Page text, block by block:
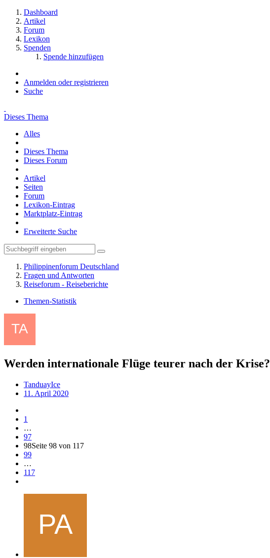
Dashboard
Artikel
Forum
Lexikon
Spenden
Spende hinzufügen
Anmelden oder registrieren
Suche
Dieses Thema
Alles
Dieses Thema
Dieses Forum
Artikel
Seiten
Forum
Lexikon-Eintrag
Marktplatz-Eintrag
Erweiterte Suche
Philippinenforum Deutschland
Fragen und Antworten
Reiseforum - Reiseberichte
Themen-Statistik
Werden internationale Flüge teurer nach der Krise?
TanduayIce
11. April 2020
1
…
97
98Seite 98 von 117
99
…
117